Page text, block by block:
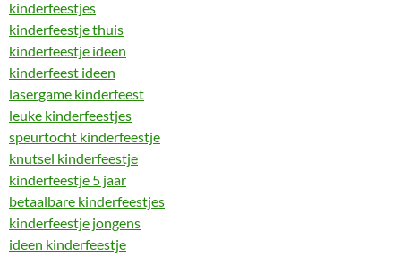
kinderfeestjes
kinderfeestje thuis
kinderfeestje ideen
kinderfeest ideen
lasergame kinderfeest
leuke kinderfeestjes
speurtocht kinderfeestje
knutsel kinderfeestje
kinderfeestje 5 jaar
betaalbare kinderfeestjes
kinderfeestje jongens
ideen kinderfeestje